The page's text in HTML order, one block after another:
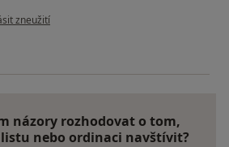
názoru uživatele Váš účet byl odstraněn
zneužití
názory rozhodovat o tom,
nebo ordinaci navštívit?